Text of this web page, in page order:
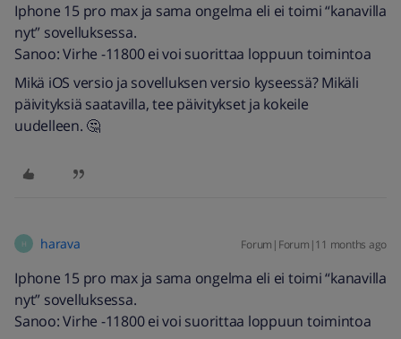
Iphone 15 pro max ja sama ongelma eli ei toimi “kanavilla
nyt” sovelluksessa.
Sanoo: Virhe -11800 ei voi suorittaa loppuun toimintoa
Mikä iOS versio ja sovelluksen versio kyseessä? Mikäli
päivityksiä saatavilla, tee päivitykset ja kokeile
uudelleen. 🤔
H harava Forum|Forum|11 months ago
Iphone 15 pro max ja sama ongelma eli ei toimi “kanavilla
nyt” sovelluksessa.
Sanoo: Virhe -11800 ei voi suorittaa loppuun toimintoa